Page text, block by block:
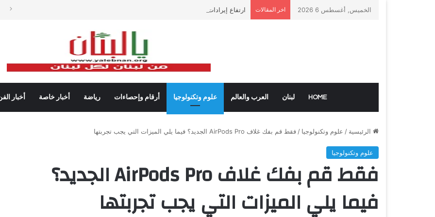
الخميس, أغسطس 6 2026 اخر المقالات ارتفاع إيرادات شباك التذاكر في أميركا رغم تراجع عدد مرتادي دور السينما
HOME لبنان العرب والعالم علوم وتكنولوجيا أرقام وإحصاءات رياضة أخبار خاصة أخبار
الرئيسية / علوم وتكنولوجيا / فقط قم بفك غلاف AirPods Pro الجديد؟ فيما يلي الميزات التي يجب تجربتها
علوم وتكنولوجيا
فقط قم بفك غلاف AirPods Pro الجديد؟
فيما يلي الميزات التي يجب تجربتها